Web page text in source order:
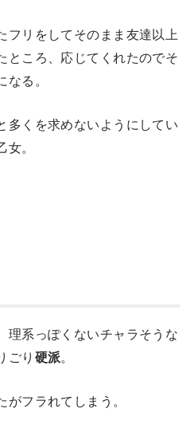
フリをしてそのまま友達以上
ところ、応じてくれたのでそ
る。
多くを求めないようにしてい
。
理系っぽくないチャラそうな
ごり 硬派。
がフラれてしまう。